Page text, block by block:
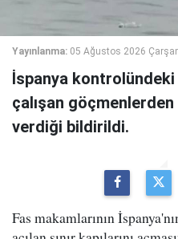
Yayınlanma: 05 Ağustos 2026
İspanya
çalışan
verdiği bildirildi.
Fas makamlarının